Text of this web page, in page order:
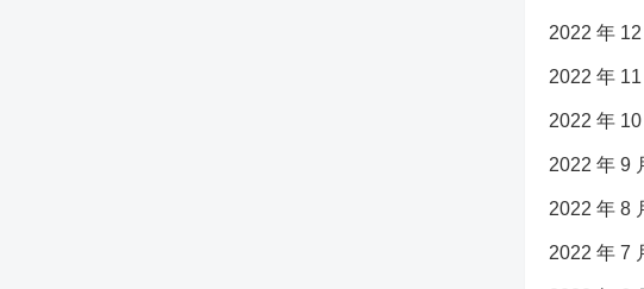
2022 年 12
2022 年 11
2022 年 10
2022 年 9
2022 年 8
2022 年 7